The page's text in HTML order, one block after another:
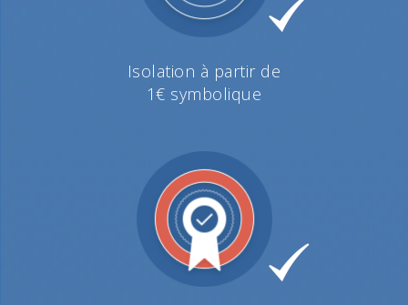
Isolation à partir de
1€ symbolique